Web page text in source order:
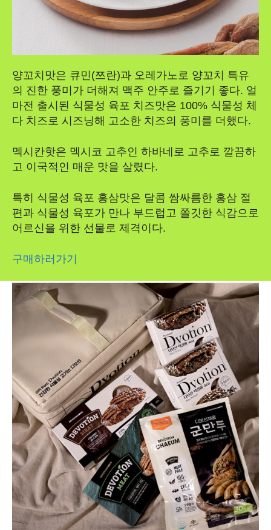
양꼬치맛은 큐민(쯔란)과 오레가노로 양꼬치 특유
의 진한 풍미가 더해져 맥주 안주로 즐기기 좋다. 얼
마전 출시된 식물성 육포 치즈맛은 100% 식물성 체
다 치즈로 시즈닝해 고소한 치즈의 풍미를 더했다.
멕시칸핫은 멕시코 고추인 하바네로 고추로 깔끔하
고 이국적인 매운 맛을 살렸다.
특히 식물성 육포 홍삼맛은 달콤 쌈싸름한 홍삼 절
편과 식물성 육포가 만나 부드럽고 쫄깃한 식감으로
어르신을 위한 선물로 제격이다.
구매하러가기